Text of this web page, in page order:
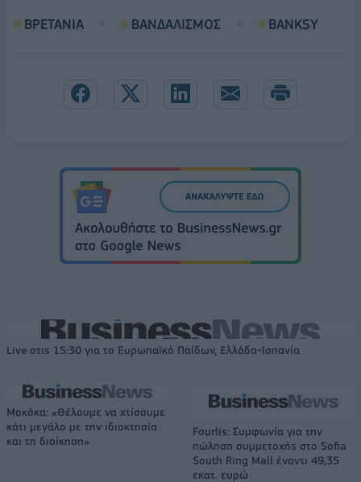
ΒΡΕΤΑΝΙΑ ΒΑΝΔΑΛΙΣΜΟΣ BANKSY
Live στις 15:30 για το Ευρωπαϊκό Παίδων, Ελλάδα-Ισπανία
Μοκόκα: «Θέλουμε να χτίσουμε
κάτι μεγάλο με την ιδιοκτησία
και τη διοίκηση»
Fourlis: Συμφωνία για την
πώληση συμμετοχής στο Sofia
South Ring Mall έναντι 49,35
εκατ. ευρώ